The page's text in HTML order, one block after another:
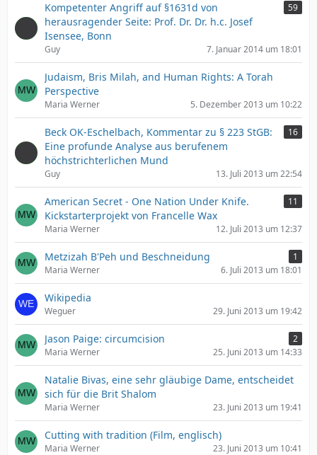
Kompetenter Angriff auf §1631d von
herausragender Seite: Prof. Dr. Dr. h.c. Josef
Isensee, Bonn
59
Guy 7. Januar 2014 um 18:01
Judaism, Bris Milah, and Human Rights: A Torah
Perspective
Maria Werner 5. Dezember 2013 um 10:22
Beck OK-Eschelbach, Kommentar zu § 223 StGB:
Eine profunde Analyse aus berufenem
höchstrichterlichen Mund
16
Guy 13. Juli 2013 um 22:54
American Secret - One Nation Under Knife.
Kickstarterprojekt von Francelle Wax
11
Maria Werner 12. Juli 2013 um 12:37
Metzizah B'Peh und Beschneidung
1
Maria Werner
6. Juli 2013 um 18:01
Wikipedia
Weguer 29. Juni 2013 um 19:42
Jason Paige: circumcision
2
Maria Werner
25. Juni 2013 um 14:33
Natalie Bivas, eine sehr gläubige Dame, entscheidet
sich für die Brit Shalom
Maria Werner 23. Juni 2013 um 19:41
Cutting with tradition (Film, englisch)
Maria Werner 23. Juni 2013 um 10:41